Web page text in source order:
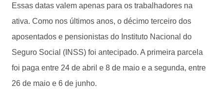
Essas datas valem apenas para os trabalhadores na
ativa. Como nos últimos anos, o décimo terceiro dos
aposentados e pensionistas do Instituto Nacional do
Seguro Social (INSS) foi antecipado. A primeira parcela
foi paga entre 24 de abril e 8 de maio e a segunda, entre
26 de maio e 6 de junho.